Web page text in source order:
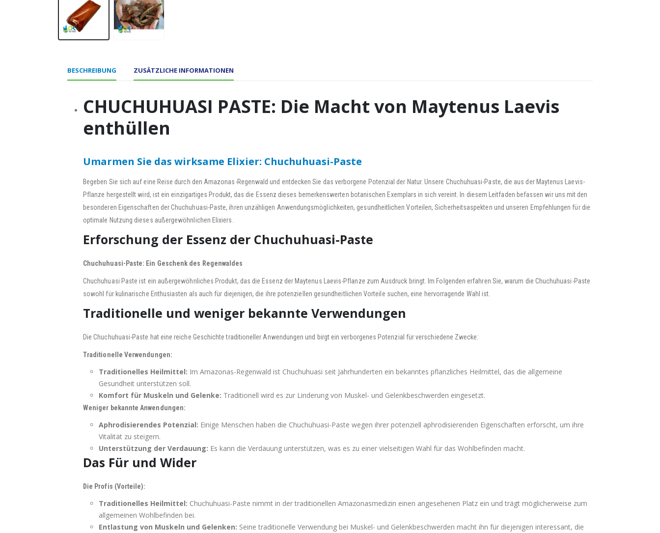
BESCHREIBUNG ZUSÄTZLICHE INFORMATIONEN
CHUCHUHUASI PASTE: Die Macht von Maytenus Laevis
enthüllen
Umarmen Sie das wirksame Elixier: Chuchuhuasi-Paste
Begeben Sie sich auf eine Reise durch den Amazonas-Regenwald und entdecken Sie das verborgene Potenzial der Natur. Unsere Chuchuhuasi-Paste, die aus der Maytenus Laevis-
Pflanze hergestellt wird, ist ein einzigartiges Produkt, das die Essenz dieses bemerkenswerten botanischen Exemplars in sich vereint. In diesem Leitfaden befassen wir uns mit den
besonderen Eigenschaften der Chuchuhuasi-Paste, ihren unzähligen Anwendungsmöglichkeiten, gesundheitlichen Vorteilen, Sicherheitsaspekten und unseren Empfehlungen für die
optimale Nutzung dieses außergewöhnlichen Elixiers.
Erforschung der Essenz der Chuchuhuasi-Paste
Chuchuhuasi-Paste: Ein Geschenk des Regenwaldes
Chuchuhuasi Paste ist ein außergewöhnliches Produkt, das die Essenz der Maytenus Laevis-Pflanze zum Ausdruck bringt. Im Folgenden erfahren Sie, warum die Chuchuhuasi-Paste
sowohl für kulinarische Enthusiasten als auch für diejenigen, die ihre potenziellen gesundheitlichen Vorteile suchen, eine hervorragende Wahl ist.
Traditionelle und weniger bekannte Verwendungen
Die Chuchuhuasi-Paste hat eine reiche Geschichte traditioneller Anwendungen und birgt ein verborgenes Potenzial für verschiedene Zwecke:
Traditionelle Verwendungen:
Traditionelles Heilmittel: Im Amazonas-Regenwald ist Chuchuhuasi seit Jahrhunderten ein bekanntes pflanzliches Heilmittel, das die allgemeine
Gesundheit unterstützen soll.
Komfort für Muskeln und Gelenke: Traditionell wird es zur Linderung von Muskel- und Gelenkbeschwerden eingesetzt.
Weniger bekannte Anwendungen:
Aphrodisierendes Potenzial: Einige Menschen haben die Chuchuhuasi-Paste wegen ihrer potenziell aphrodisierenden Eigenschaften erforscht, um ihre
Vitalität zu steigern.
Unterstützung der Verdauung: Es kann die Verdauung unterstützen, was es zu einer vielseitigen Wahl für das Wohlbefinden macht.
Das Für und Wider
Die Profis (Vorteile):
Traditionelles Heilmittel: Chuchuhuasi-Paste nimmt in der traditionellen Amazonasmedizin einen angesehenen Platz ein und trägt möglicherweise zum
allgemeinen Wohlbefinden bei.
Entlastung von Muskeln und Gelenken: Seine traditionelle Verwendung bei Muskel- und Gelenkbeschwerden macht ihn für diejenigen interessant, die